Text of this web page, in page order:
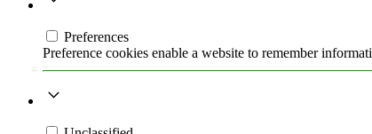
Preferences
Preference cookies enable a website to remember